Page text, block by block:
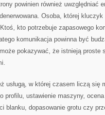
powinien również uwzględniać
Osoba, której kluczyk
kto potrzebuje zapasowego
komunikacja powinna być
pokazywać, że istnieją proste
usługą, w której czasem liczą się
profilu, ustawienie maszyny,
blanku, dopasowanie grotu czy